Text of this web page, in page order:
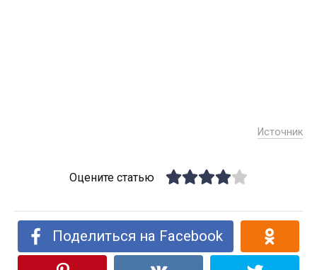
Источник
Оцените статью
Поделиться на Facebook